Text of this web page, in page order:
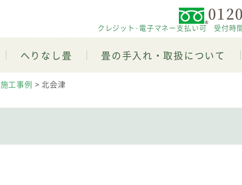
クレジット･電子マネー支払い可 受付時
へりなし畳 畳の手入れ・取扱について
施工事例 >北会津